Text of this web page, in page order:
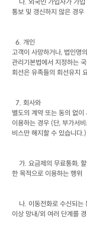
다. 외국인 가입자가 가
통보 및 갱신하지 않은 경우
  6.
개인
고객이 사망하거나, 법인명
관리기본법에서 지정하는
회선은 유족들의 회선유지
  7.
회사와
별도의 계약 또는 동의 없이
이용하는 경우 (단, 부가서
비스만 해지할 수 있습니다.)
가. 요금제의 무료통화,
한 목적으로 이용하는 행위
나. 이동전화로 수신되는
이상 망내/외 여러 단계를